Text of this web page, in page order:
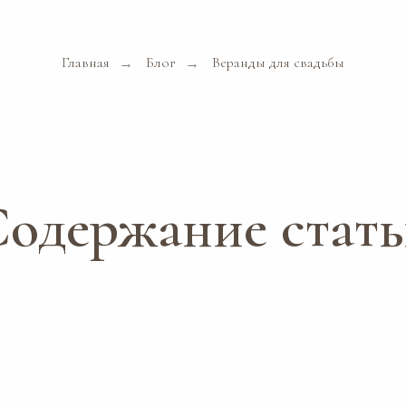
Главная → Блог → Веранды для свадьбы